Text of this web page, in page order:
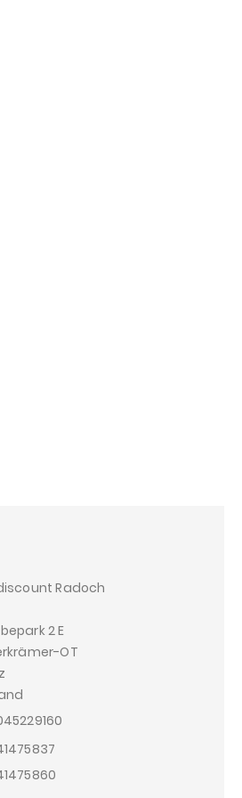
Radoch
2 E
OT